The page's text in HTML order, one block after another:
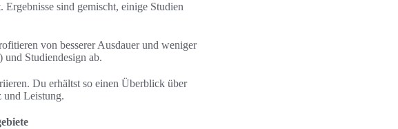
sind gemischt, einige Studien
von besserer Ausdauer und weniger
Studiendesign ab.
Du erhältst so einen Überblick über
und Leistung.